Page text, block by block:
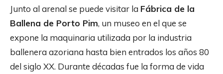
Junto al arenal se puede visitar la Fábrica de la
Ballena de Porto Pim, un museo en el que se
expone la maquinaria utilizada por la industria
ballenera azoriana hasta bien entrados los años 80
del siglo XX. Durante décadas fue la forma de vida